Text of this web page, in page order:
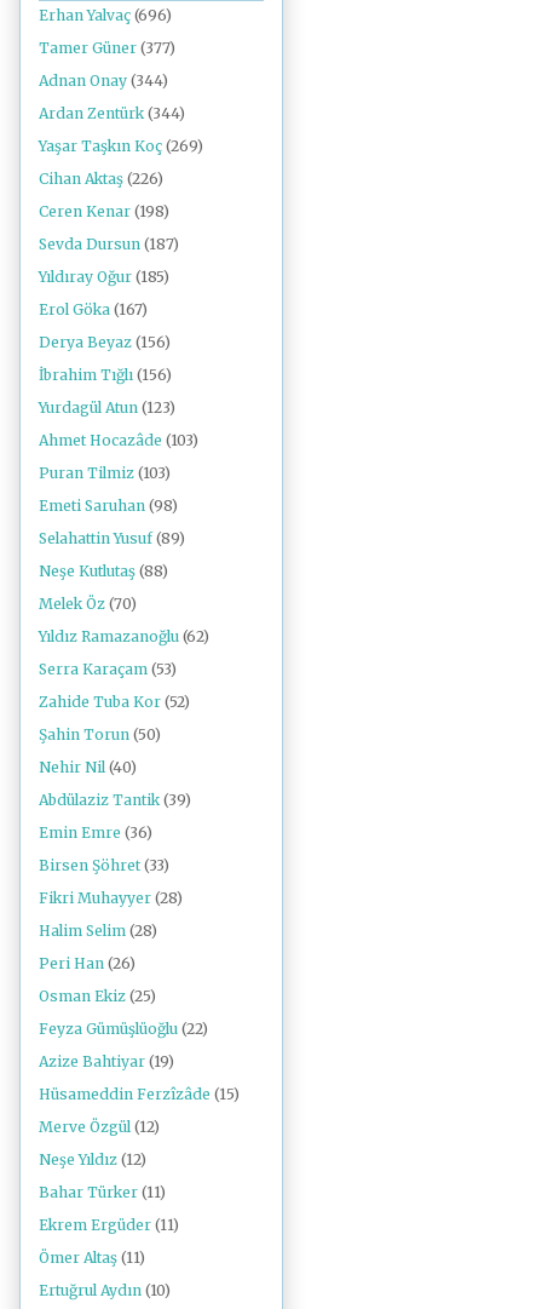
Erhan Yalvaç (696)
Tamer Güner (377)
Adnan Onay (344)
Ardan Zentürk (344)
Yaşar Taşkın Koç (269)
Cihan Aktaş (226)
Ceren Kenar (198)
Sevda Dursun (187)
Yıldıray Oğur (185)
Erol Göka (167)
Derya Beyaz (156)
İbrahim Tığlı (156)
Yurdagül Atun (123)
Ahmet Hocazâde (103)
Puran Tilmiz (103)
Emeti Saruhan (98)
Selahattin Yusuf (89)
Neşe Kutlutaş (88)
Melek Öz (70)
Yıldız Ramazanoğlu (62)
Serra Karaçam (53)
Zahide Tuba Kor (52)
Şahin Torun (50)
Nehir Nil (40)
Abdülaziz Tantik (39)
Emin Emre (36)
Birsen Şöhret (33)
Fikri Muhayyer (28)
Halim Selim (28)
Peri Han (26)
Osman Ekiz (25)
Feyza Gümüşlüoğlu (22)
Azize Bahtiyar (19)
Hüsameddin Ferzîzâde (15)
Merve Özgül (12)
Neşe Yıldız (12)
Bahar Türker (11)
Ekrem Ergüder (11)
Ömer Altaş (11)
Ertuğrul Aydın (10)